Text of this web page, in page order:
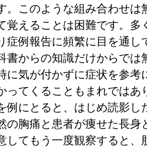
。このような組み合わせは
覚えることは困難です。多
症例報告に頻繁に目を通し
書からの知識だけからでは
に気が付かずに症状を参考
ってくることもまれではあ
例にとると、はじめ読影し
の胸痛と患者が痩せた長身
してもう一度観察すると、